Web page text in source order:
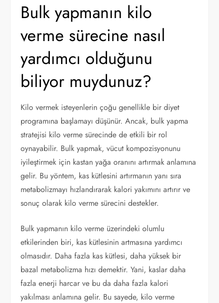
Bulk yapmanın kilo
verme sürecine nasıl
yardımcı olduğunu
biliyor muydunuz?
Kilo vermek isteyenlerin çoğu genellikle bir diyet
programına başlamayı düşünür. Ancak, bulk yapma
stratejisi kilo verme sürecinde de etkili bir rol
oynayabilir. Bulk yapmak, vücut kompozisyonunu
iyileştirmek için kastan yağa oranını artırmak anlamına
gelir. Bu yöntem, kas kütlesini artırmanın yanı sıra
metabolizmayı hızlandırarak kalori yakımını artırır ve
sonuç olarak kilo verme sürecini destekler.
Bulk yapmanın kilo verme üzerindeki olumlu
etkilerinden biri, kas kütlesinin artmasına yardımcı
olmasıdır. Daha fazla kas kütlesi, daha yüksek bir
bazal metabolizma hızı demektir. Yani, kaslar daha
fazla enerji harcar ve bu da daha fazla kalori
yakılması anlamına gelir. Bu sayede, kilo verme